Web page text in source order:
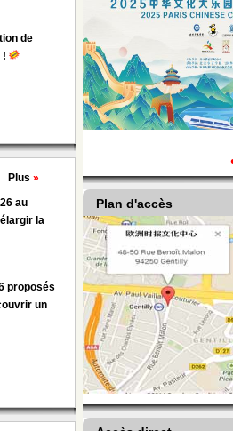
de
!
Plus »
au
la
proposés
un
Plan d'accès